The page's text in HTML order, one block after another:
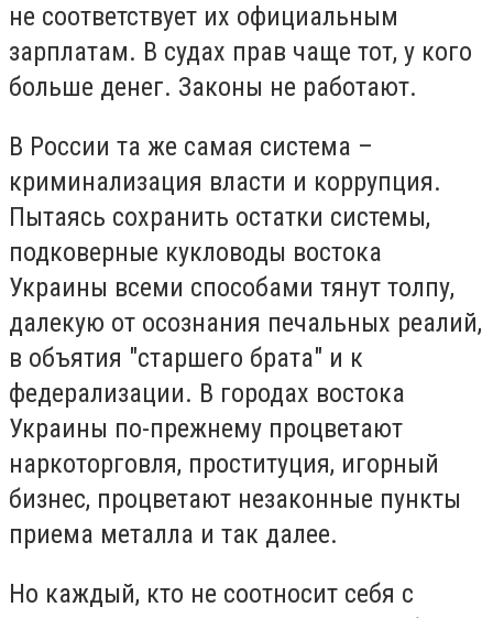
не соответствует их официальным
зарплатам. В судах прав чаще тот, у кого
больше денег. Законы не работают.
В России та же самая система –
криминализация власти и коррупция.
Пытаясь сохранить остатки системы,
подковерные кукловоды востока
Украины всеми способами тянут толпу,
далекую от осознания печальных реалий,
в объятия "старшего брата" и к
федерализации. В городах востока
Украины по-прежнему процветают
наркоторговля, проституция, игорный
бизнес, процветают незаконные пункты
приема металла и так далее.
Но каждый, кто не соотносит себя с